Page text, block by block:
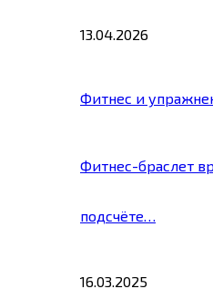
13.04.2026
Фитнес и
Фитнес-браслет
подсчёте…
16.03.2025